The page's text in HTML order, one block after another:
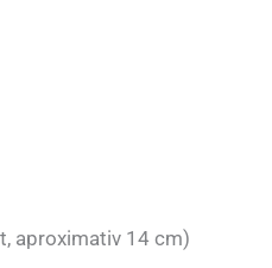
aproximativ 14 cm)